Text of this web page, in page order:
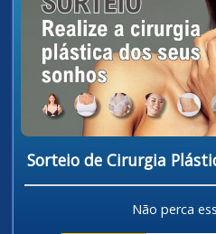
Sorteio de Cirurgia
Não perca